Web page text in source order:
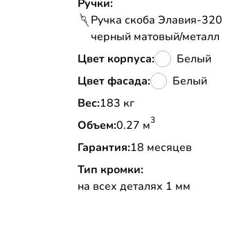
Ручки:
Ручка скоба Элавия-320
черный матовый/металл
Цвет корпуса:
Белый
Цвет фасада:
Белый
Вес:
183 кг
Объем:
0.27 м3
Гарантия:18 месяцев
Тип кромки:
на всех деталях 1 мм